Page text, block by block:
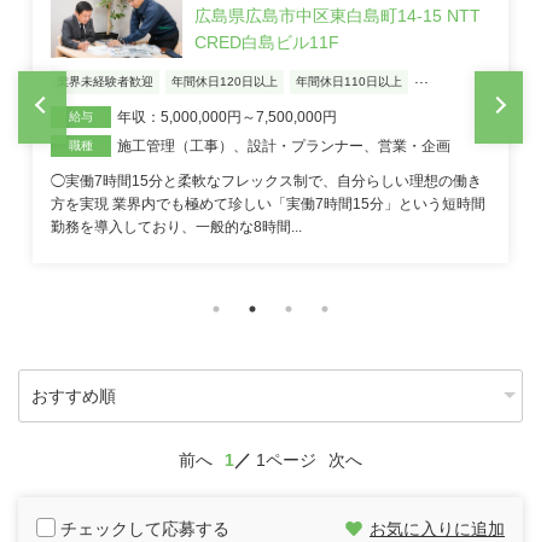
広島県広島市中区東白島町14-15 NTT
CRED白島ビル11F
業界未経験者歓迎 年間休日120日以上 年間休日110日以上 ...
給与 年収：5,000,000円～7,500,000円
職種 施工管理（工事） 、 設計・プランナー、 営業・企画
◯実働7時間15分と柔軟なフレックス制で、自分らしい理想の働き
方を実現 業界内でも極めて珍しい「実働7時間15分」という短時間
勤務を導入しており、一般的な8時間...
前へ 1 1ページ 次へ
チェックして応募する お気に入りに追加